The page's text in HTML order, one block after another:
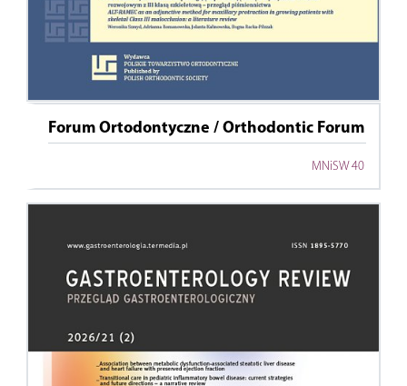
Forum Ortodontyczne / Orthodontic Forum
MNiSW 40